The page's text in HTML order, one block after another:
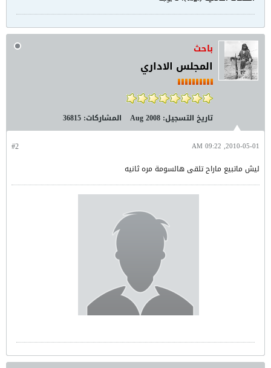
باحث
المجلس الاداري
تاريخ التسجيل: Aug 2008 المشاركات: 36815
#2 2010-05-01, 09:22 AM
ليش ماتبيع ماراح تلقى هالسومة مره ثانيه